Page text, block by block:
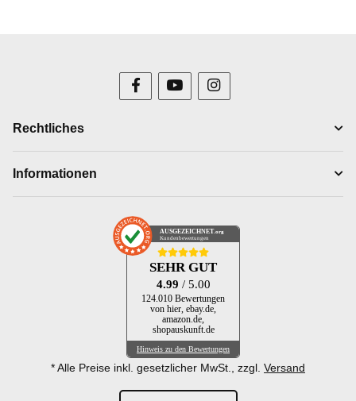
Rechtliches
Informationen
AUSGEZEICHNET .org
Kundenbewertungen
SEHR GUT
4.99 / 5.00
124.010 Bewertungen
von hier, ebay.de,
amazon.de,
shopauskunft.de
Hinweis zu den Bewertungen
* Alle Preise inkl. gesetzlicher MwSt., zzgl. Versand